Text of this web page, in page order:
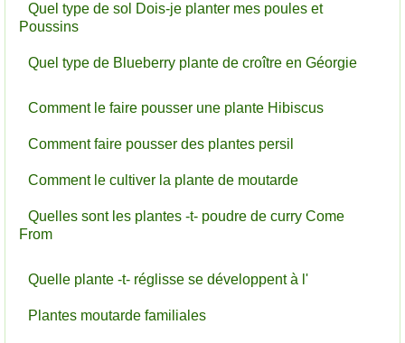
Quel type de sol Dois-je planter mes poules et
Poussins
Quel type de Blueberry plante de croître en Géorgie
Comment le faire pousser une plante Hibiscus
Comment faire pousser des plantes persil
Comment le cultiver la plante de moutarde
Quelles sont les plantes -t- poudre de curry Come
From
Quelle plante -t- réglisse se développent à l'
Plantes moutarde familiales